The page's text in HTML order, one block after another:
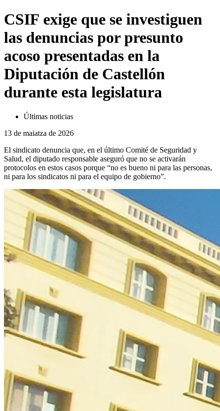
CSIF exige que se investiguen
las denuncias por presunto
acoso presentadas en la
Diputación de Castellón
durante esta legislatura
Últimas noticias
13 de maiatza de 2026
El sindicato denuncia que, en el último Comité de Seguridad y
Salud, el diputado responsable aseguró que no se activarán
protocolos en estos casos porque “no es bueno ni para las personas,
ni para los sindicatos ni para el equipo de gobierno”.